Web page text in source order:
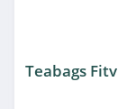
Teabags